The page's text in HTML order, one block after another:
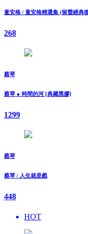
童安格 / 童安格精選集 (留聲經典
268
蔡琴
蔡琴 ● 時間的河 [典藏黑膠]
1299
蔡琴
蔡琴 / 人生就是戲
448
HOT